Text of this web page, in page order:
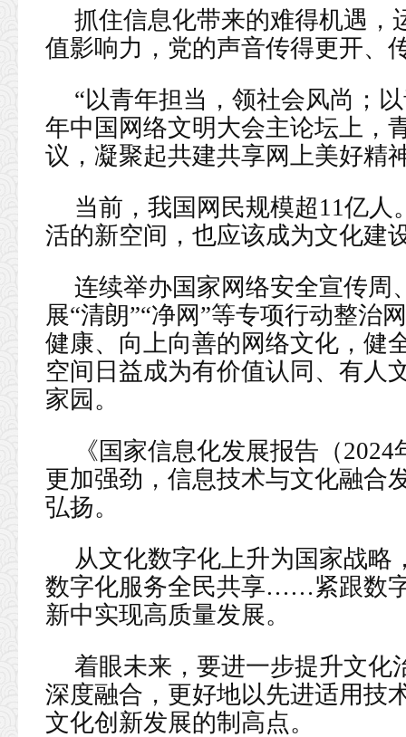
抓住信息化带来的难得机遇，
值影响力，党的声音传得更开、
“以青年担当，领社会风尚；
年中国网络文明大会主论坛上，
议，凝聚起共建共享网上美好精
当前，我国网民规模超11亿
活的新空间，也应该成为文化建
连续举办国家网络安全宣传周
展“清朗”“净网”等专项行动整
健康、向上向善的网络文化，健
空间日益成为有价值认同、有人
家园。
《国家信息化发展报告（
更加强劲，信息技术与文化融合
弘扬。
从文化数字化上升为国家战略
数字化服务全民共享……紧跟数
新中实现高质量发展。
着眼未来，要进一步提升文化
深度融合，更好地以先进适用技
文化创新发展的制高点。